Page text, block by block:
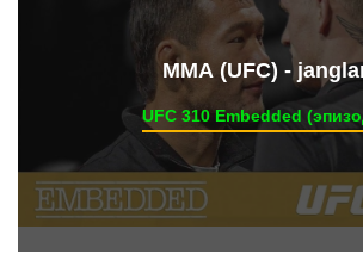
ММА (UFC) -
UFC 310 Embedded